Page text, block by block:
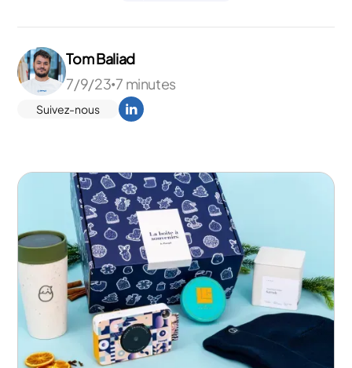
Tom Baliad
7/9/23•7 minutes
Suivez-nous